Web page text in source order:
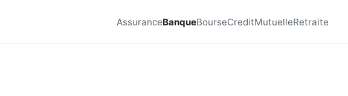
AssuranceBanqueBourseCreditMutuelleRetraite